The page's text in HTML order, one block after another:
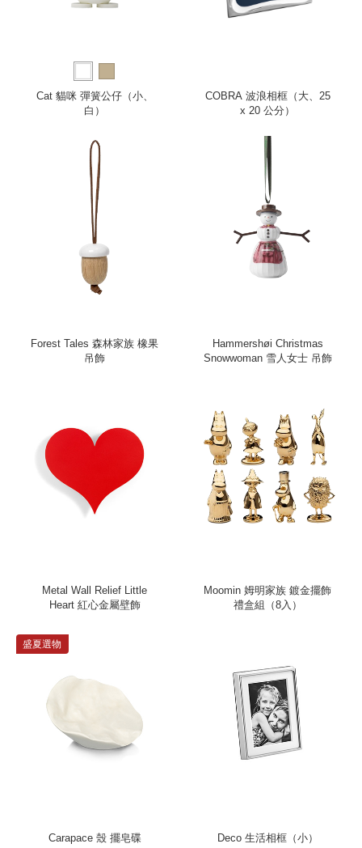
Cat 貓咪 彈簧公仔（小、
白）
COBRA 波浪相框（大、25
x 20 公分）
Forest Tales 森林家族 橡果
吊飾
Hammershøi Christmas
Snowwoman 雪人女士 吊飾
Metal Wall Relief Little
Heart 紅心金屬壁飾
Moomin 姆明家族 鍍金擺飾
禮盒組（8入）
盛夏選物
Carapace 殼 擺皂碟 Deco 生活相框（小）